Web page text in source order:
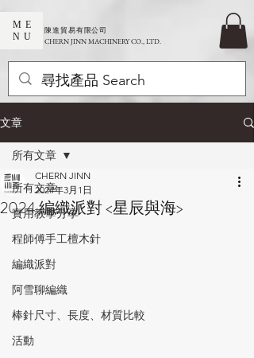
ME
NU
​陳進貿易有限公司
CHERN JINN MACHINERY CO., LTD.
文章
所有文章
實用教學分享
程師傅手工檀木針
編織派對
阿雪聊編織
棒針尺寸、長度、材質比較
活動
所有文章
2024 編織派對 <星辰與海>
CHERN JINN
2024年3月1日